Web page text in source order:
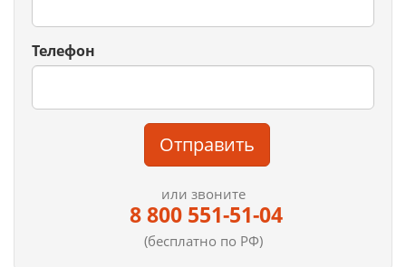
Телефон
Отправить
или звоните
8 800 551-51-04
(бесплатно по РФ)